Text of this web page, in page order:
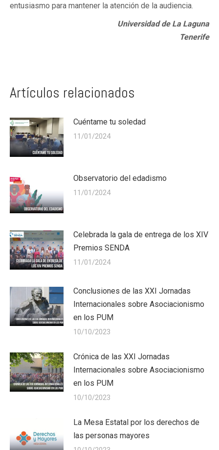
entusiasmo para mantener la atención de la audiencia.
Universidad de La Laguna
Tenerife
Artículos relacionados
Cuéntame tu soledad
11/01/2024
Observatorio del edadismo
11/01/2024
Celebrada la gala de entrega de los XIV
Premios SENDA
11/01/2024
Conclusiones de las XXI Jornadas
Internacionales sobre Asociacionismo
en los PUM
10/10/2023
Crónica de las XXI Jornadas
Internacionales sobre Asociacionismo
en los PUM
10/10/2023
La Mesa Estatal por los derechos de
las personas mayores